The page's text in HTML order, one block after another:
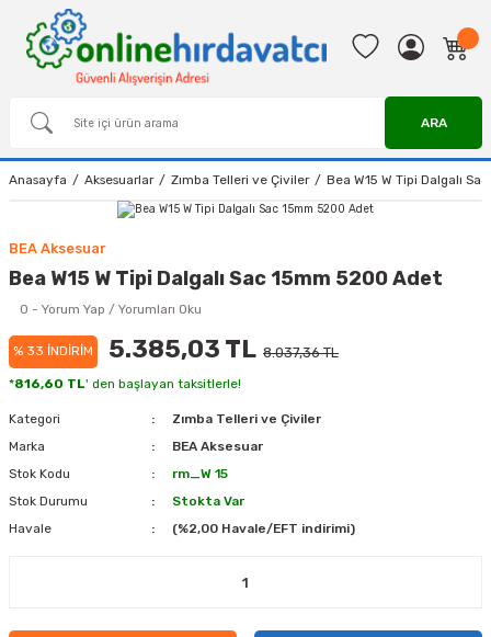
ARA
Anasayfa Aksesuarlar Zımba Telleri ve Çiviler Bea W15 W Tipi Dalgalı
BEA Aksesuar
Bea W15 W Tipi Dalgalı Sac 15mm 5200 Adet
0 - Yorum Yap / Yorumları Oku
% 33 İNDİRİM 5.385,03 TL 8.037,36 TL
*816,60 TL' den başlayan taksitlerle!
Kategori
Zımba Telleri ve Çiviler
Marka
BEA Aksesuar
Stok Kodu
rm_W 15
Stok Durumu
Stokta Var
Havale
(%2,00 Havale/EFT indirimi)